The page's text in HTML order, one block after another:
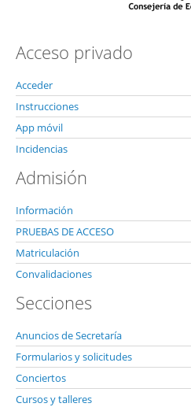
Acceso privado
Acceder
Instrucciones
App móvil
Incidencias
Admisión
Información
PRUEBAS DE ACCESO
Matriculación
Convalidaciones
Secciones
Anuncios de Secretaría
Formularios y solicitudes
Conciertos
Cursos y talleres